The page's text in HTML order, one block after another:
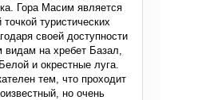
Гора Масим является
туристических
своей доступности
на хребет Базал,
и окрестные луга.
тем, что проходит
но очень